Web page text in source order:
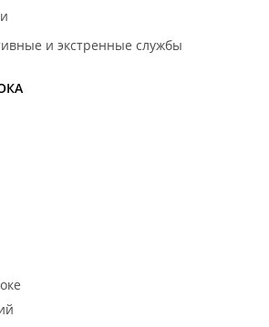
и экстренные службы